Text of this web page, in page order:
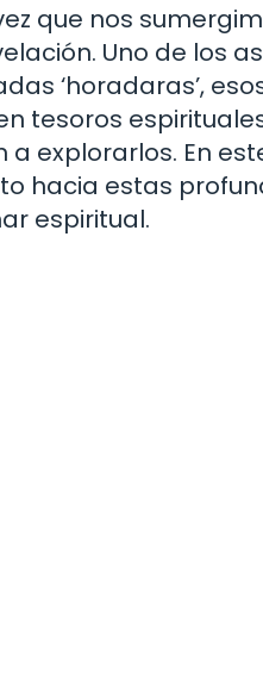
que nos
Uno de los
‘horadaras’,
tesoros
explorarlos. En
hacia estas
espiritual.